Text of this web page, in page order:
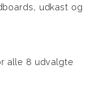
udkast og
alle 8 udvalgte